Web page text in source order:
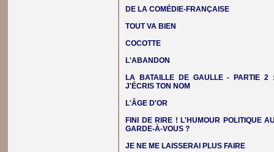
DE LA COMÉDIE-FRANÇAISE
TOUT VA BIEN
COCOTTE
L'ABANDON
LA BATAILLE DE GAULLE - PARTIE 2
J'ÉCRIS TON NOM
L'ÂGE D'OR
FINI DE RIRE ! L'HUMOUR POLITIQUE
GARDE-À-VOUS ?
JE NE ME LAISSERAI PLUS FAIRE